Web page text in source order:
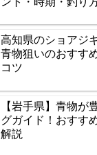
高知県のショアジ
青物狙いのおすす
コツ
【岩手県】青物が
グガイド！おすす
解説